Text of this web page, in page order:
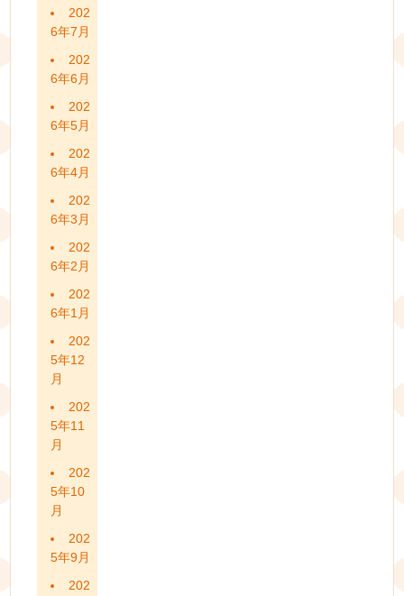
202
6年7月
202
6年6月
202
6年5月
202
6年4月
202
6年3月
202
6年2月
202
6年1月
202
5年12
月
202
5年11
月
202
5年10
月
202
5年9月
202